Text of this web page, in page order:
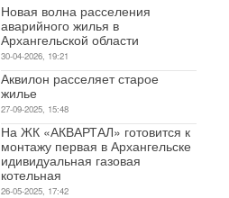
Новая волна расселения
аварийного жилья в
Архангельской области
30-04-2026, 19:21
Аквилон расселяет старое
жилье
27-09-2025, 15:48
На ЖК «АКВАРТАЛ» готовится к
монтажу первая в Архангельске
идивидуальная газовая
котельная
26-05-2025, 17:42